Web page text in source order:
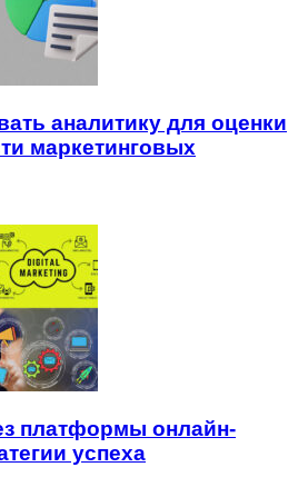
аналитику для оценки
маркетинговых
платформы онлайн-
успеха